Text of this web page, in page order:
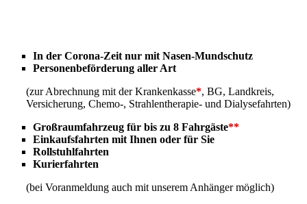
In der Corona-Zeit nur mit Nasen-Mundschutz
Personenbeförderung aller Art
(zur Abrechnung mit der Krankenkasse*, BG, Landkreis,
Versicherung, Chemo-, Strahlentherapie- und Dialysefahrten)
Großraumfahrzeug für bis zu 8 Fahrgäste**
Einkaufsfahrten mit Ihnen oder für Sie
Rollstuhlfahrten
Kurierfahrten
(bei Voranmeldung auch mit unserem Anhänger möglich)